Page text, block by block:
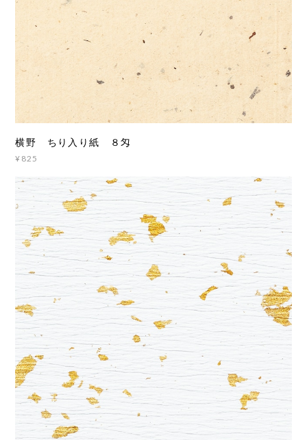
横野 ちり入り紙 ８匁
¥825